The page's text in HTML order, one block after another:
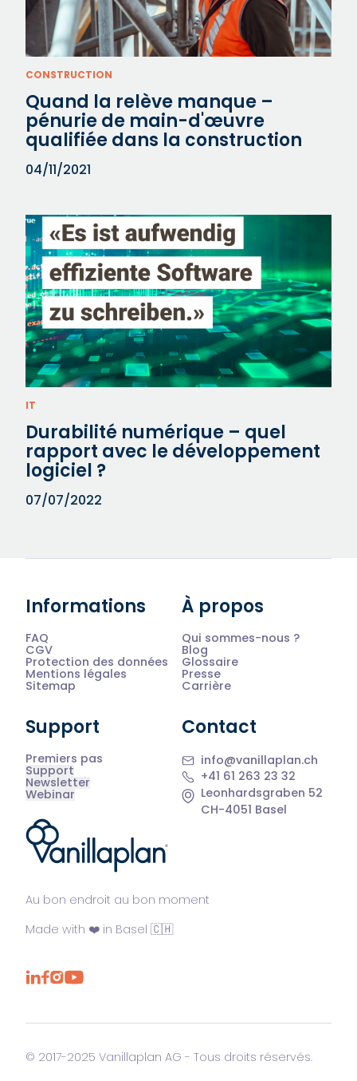
CONSTRUCTION
Quand la relève manque –
pénurie de main-d'œuvre
qualifiée dans la construction
04/11/2021
IT
Durabilité numérique – quel
rapport avec le développement
logiciel ?
07/07/2022
®
Au bon endroit au bon moment
Made with ❤️ in Basel 🇨🇭
Informations
FAQ
CGV
Protection des données
Mentions légales
Sitemap
À propos
Qui sommes-nous ?
Blog
Glossaire
Presse
Carrière
Support
Premiers pas
Support
Newsletter
Webinar
Contact
info@vanillaplan.ch
+41 61 263 23 32
Leonhardsgraben 52
CH-4051 Basel
© 2017-2025 Vanillaplan AG - Tous droits réservés.